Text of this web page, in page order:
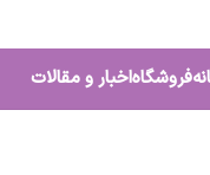
فروشگاهاخبار و مقالات